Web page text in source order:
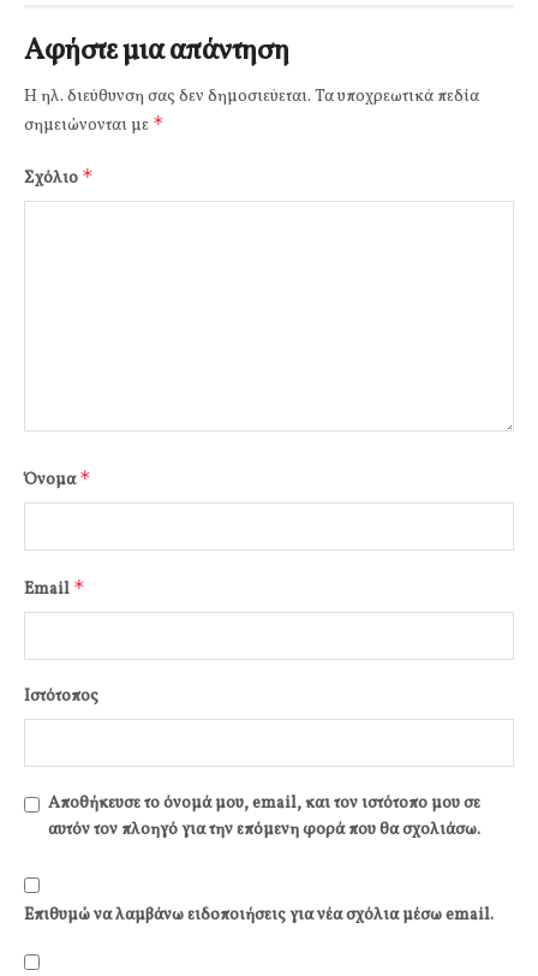
Αφήστε μια απάντηση
Η ηλ. διεύθυνση σας δεν δημοσιεύεται. Τα υποχρεωτικά πεδία
σημειώνονται με *
Σχόλιο *
Όνομα*
Email *
Ιστότοπος
Αποθήκευσε το όνομά μου, email, και τον ιστότοπο μου σε
αυτόν τον πλοηγό για την επόμενη φορά που θα σχολιάσω.
Επιθυμώ να λαμβάνω ειδοποιήσεις για νέα σχόλια μέσω email.